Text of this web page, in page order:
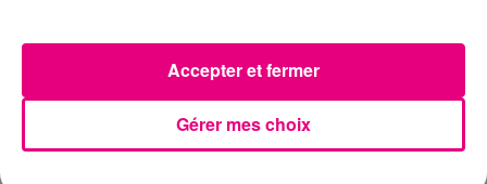
LE TOP
1 2 3
Gérer mes choix
Accepter et fermer